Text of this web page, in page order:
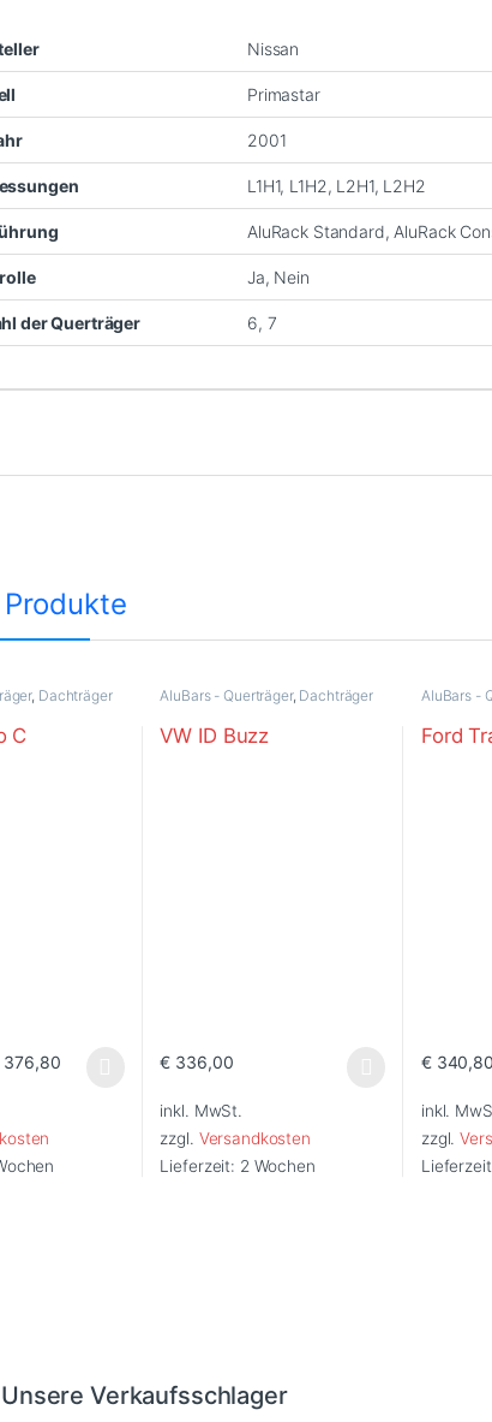
Nissan
Primastar
2001
L1H1, L1H2, L2H1, L2H2
AluRack Standard, AluRack
Ja, Nein
der Querträger 6, 7
, Dachträger
C
376,80
weist mehrere Varianten auf. Die Optionen können auf der
AluBars - Querträger, Dachträger
VW ID Buzz
€ 336,00
Dieses Produkt weist mehrere Varianten
inkl. MwSt.
zzgl. Versandkosten
Lieferzeit: 2 Wochen
AluBars -
Ford
€340,80
Dieses
inkl.
zzgl.
Unsere Verkaufsschlager